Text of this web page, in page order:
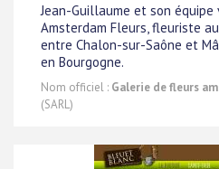
Jean-Guillaume et son
Amsterdam Fleurs, fleuriste
entre Chalon-sur-Saône et
en Bourgogne.
Nom officiel : Galerie de fleurs
(SARL)